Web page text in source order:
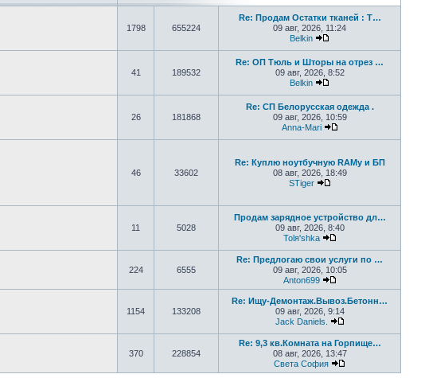
1798 655224
Re: Продам Остатки тканей : Т…
09 авг, 2026, 11:24
Belkin
41 189532
Re: ОП Тюль и Шторы на отрез …
09 авг, 2026, 8:52
Belkin
26 181868
Re: СП Белорусская одежда .
09 авг, 2026, 10:59
Anna-Mari
46 33602
Re: Куплю ноутбучную RAMу и БП
08 авг, 2026, 18:49
STiger
11 5028
Продам зарядное устройство дл…
09 авг, 2026, 8:40
Tolя'shka
224 6555
Re: Предлогаю свои услуги по …
09 авг, 2026, 10:05
Anton699
Перейти к
1154 133208
Re: Ищу-Демонтаж.Вывоз.Бетонн…
09 авг, 2026, 9:14
Jack Daniels.
370 228854
Re: 9,3 кв.Комната на Горпище…
08 авг, 2026, 13:47
Света София
Перейти к